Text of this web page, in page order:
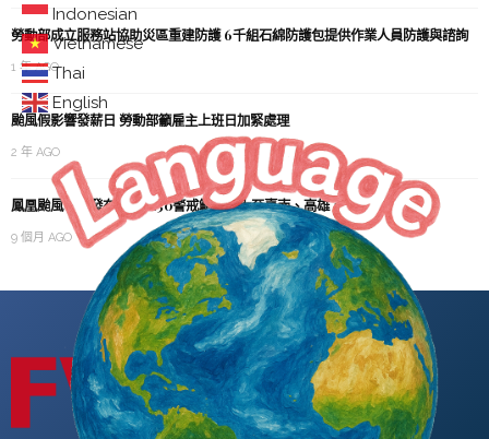
Indonesian
Vietnamese
Thai
English
勞動部成立服務站協助災區重建防護 6千組石綿防護包提供作業人員防護與諮詢
1 年 AGO
颱風假影響發薪日 勞動部籲雇主上班日加緊處理
2 年 AGO
鳳凰颱風今晨發布陸警 8:30警戒範圍擴大至臺南、高雄、屏東、臺東
9 個月 AGO